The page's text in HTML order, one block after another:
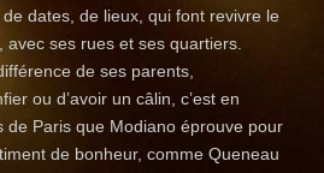
dates, de lieux, qui font revivre le
avec ses rues et ses quartiers.
de ses parents,
ou d’avoir un câlin, c’est en
de Paris que Modiano éprouve pour
de bonheur, comme Queneau